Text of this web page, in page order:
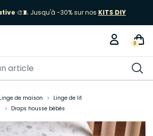
🎨🧵 Jusqu'à -30% sur nos KITS DIY
0
Linge de maison
Linge de lit
Draps housse bébés